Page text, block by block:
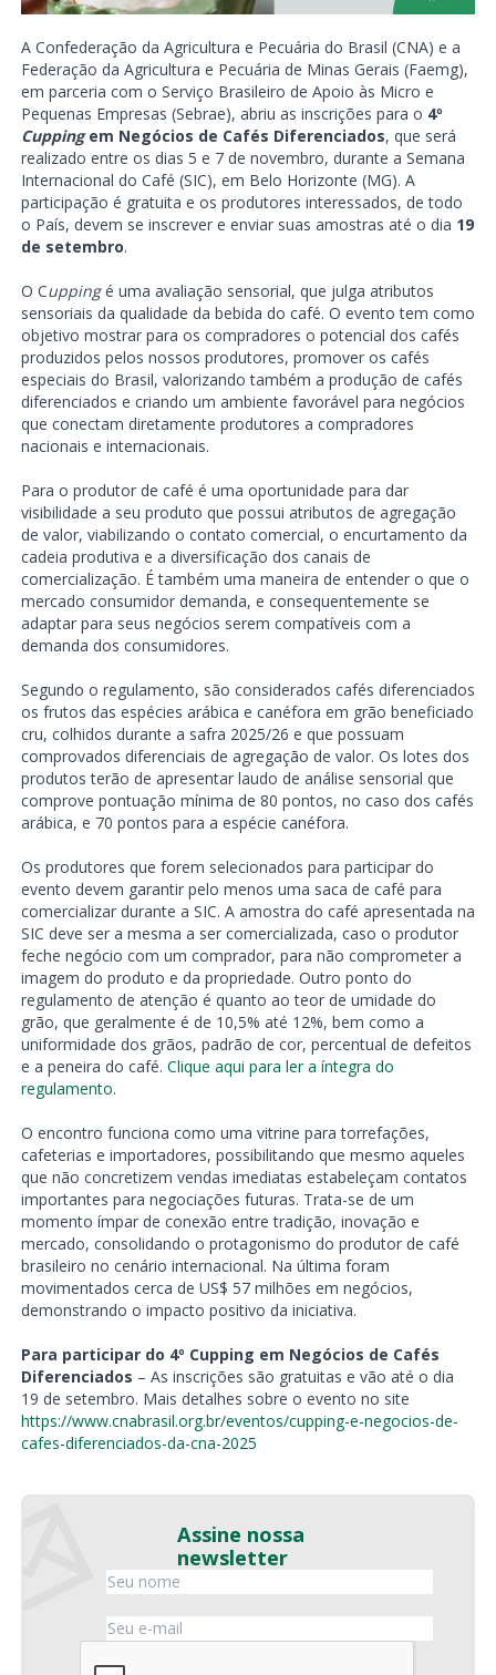
A Confederação da Agricultura e Pecuária do Brasil (CNA) e a
Federação da Agricultura e Pecuária de Minas Gerais (Faemg),
em parceria com o Serviço Brasileiro de Apoio às Micro e
Pequenas Empresas (Sebrae), abriu as inscrições para o 4º
Cuppingem Negócios de Cafés Diferenciados, que será
realizado entre os dias 5 e 7 de novembro, durante a Semana
Internacional do Café (SIC), em Belo Horizonte (MG). A
participação é gratuita e os produtores interessados, de todo
o País, devem se inscrever e enviar suas amostras até o dia 19
de setembro.
O Cuppingé uma avaliação sensorial, que julga atributos
sensoriais da qualidade da bebida do café. O evento tem como
objetivo mostrar para os compradores o potencial dos cafés
produzidos pelos nossos produtores, promover os cafés
especiais do Brasil, valorizando também a produção de cafés
diferenciados e criando um ambiente favorável para negócios
que conectam diretamente produtores a compradores
nacionais e internacionais.
Para o produtor de café é uma oportunidade para dar
visibilidade a seu produto que possui atributos de agregação
de valor, viabilizando o contato comercial, o encurtamento da
cadeia produtiva e a diversificação dos canais de
comercialização. É também uma maneira de entender o que o
mercado consumidor demanda, e consequentemente se
adaptar para seus negócios serem compatíveis com a
demanda dos consumidores.
Segundo o regulamento, são considerados cafés diferenciados
os frutos das espécies arábica e canéfora em grão beneficiado
cru, colhidos durante a safra 2025/26 e que possuam
comprovados diferenciais de agregação de valor. Os lotes dos
produtos terão de apresentar laudo de análise sensorial que
comprove pontuação mínima de 80 pontos, no caso dos cafés
arábica, e 70 pontos para a espécie canéfora.
Os produtores que forem selecionados para participar do
evento devem garantir pelo menos uma saca de café para
comercializar durante a SIC. A amostra do café apresentada na
SIC deve ser a mesma a ser comercializada, caso o produtor
feche negócio com um comprador, para não comprometer a
imagem do produto e da propriedade. Outro ponto do
regulamento de atenção é quanto ao teor de umidade do
grão, que geralmente é de 10,5% até 12%, bem como a
uniformidade dos grãos, padrão de cor, percentual de defeitos
e a peneira do café. Clique aqui para ler a íntegra do
regulamento.
O encontro funciona como uma vitrine para torrefações,
cafeterias e importadores, possibilitando que mesmo aqueles
que não concretizem vendas imediatas estabeleçam contatos
importantes para negociações futuras. Trata-se de um
momento ímpar de conexão entre tradição, inovação e
mercado, consolidando o protagonismo do produtor de café
brasileiro no cenário internacional. Na última foram
movimentados cerca de US$ 57 milhões em negócios,
demonstrando o impacto positivo da iniciativa.
Para participar do 4º Cupping em Negócios de Cafés
Diferenciados – As inscrições são gratuitas e vão até o dia
19 de setembro. Mais detalhes sobre o evento no site
https://www.cnabrasil.org.br/eventos/cupping-e-negocios-de-
cafes-diferenciados-da-cna-2025
Assine nossa
newsletter